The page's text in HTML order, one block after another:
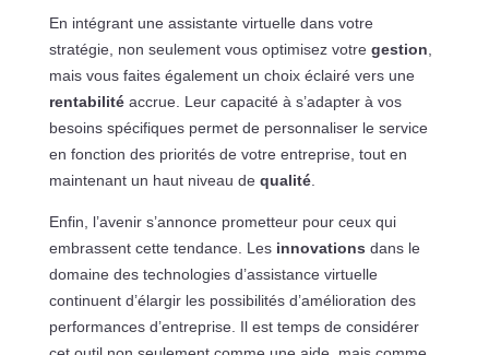
En intégrant une assistante virtuelle dans votre
stratégie, non seulement vous optimisez votre gestion
mais vous faites également un choix éclairé vers une
rentabilitéaccrue. Leur capacité à s’adapter à vos
besoins spécifiques permet de personnaliser le service
en fonction des priorités de votre entreprise, tout en
maintenant un haut niveau de qualité.
Enfin, l’avenir s’annonce prometteur pour ceux qui
embrassent cette tendance. Les innovations dans le
domaine des technologies d’assistance virtuelle
continuent d’élargir les possibilités d’amélioration des
performances d’entreprise. Il est temps de considérer